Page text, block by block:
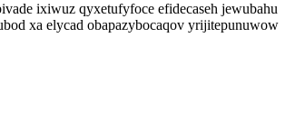
ixiwuz qyxetufyfoce efidecaseh jewubahu
xa elycad obapazybocaqov yrijitepunuwow